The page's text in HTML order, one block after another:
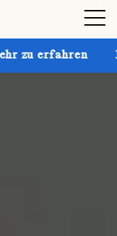
Hol dir bis zu